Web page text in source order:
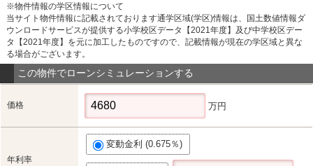
※物件情報の学区情報について
当サイト物件情報に記載されております通学区域(学区)情報は、国土数値情報ダ
ウンロードサービスが提供する小学校区データ【2021年度】及び中学校区デー
タ【2021年度】を元に加工したものですので、記載情報が現在の学区域と異な
る場合がございます。
この物件でローンシミュレーションする
価格 万円
年利率
変動金利 (0.675％)